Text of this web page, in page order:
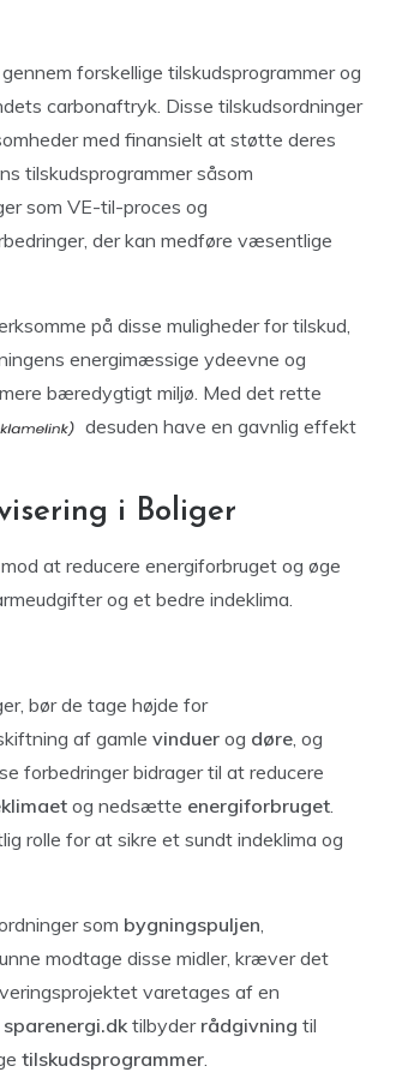
forskellige tilskudsprogrammer og
carbonaftryk. Disse tilskudsordninger
med finansielt at støtte deres
tilskudsprogrammer såsom
som VE-til-proces og
der kan medføre væsentlige
på disse muligheder for tilskud,
energimæssige ydeevne og
bæredygtigt miljø. Med det rette
desuden have en gavnlig effekt
i Boliger
at reducere energiforbruget og øge
og et bedre indeklima.
bør de tage højde for
af gamle vinduer og døre, og
forbedringer bidrager til at reducere
og nedsætte energiforbruget.
rolle for at sikre et sundt indeklima og
som bygningspuljen,
modtage disse midler, kræver det
varetages af en
sparenergi.dktilbyder rådgivning til
tilskudsprogrammer.